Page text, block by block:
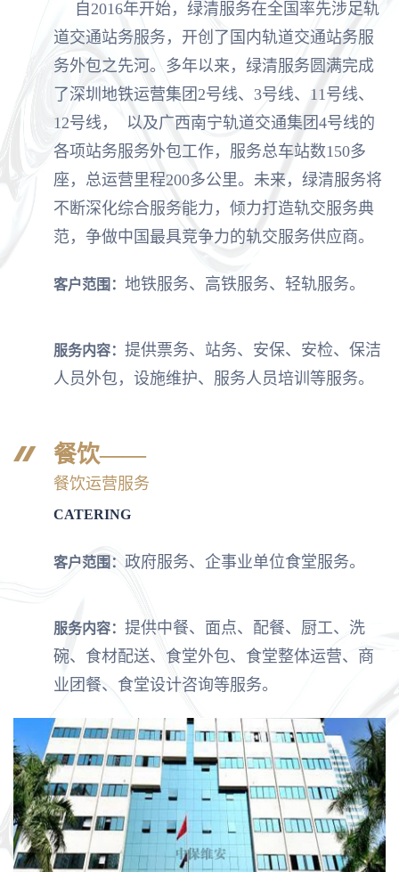
自2016年开始，绿清服务在全国率先涉足轨
道交通站务服务，开创了国内轨道交通站务服
务外包之先河。多年以来，绿清服务圆满完成
了深圳地铁运营集团2号线、3号线、11号线、
12号线， 以及广西南宁轨道交通集团4号线的
各项站务服务外包工作，服务总车站数150多
座，总运营里程200多公里。未来，绿清服务将
不断深化综合服务能力，倾力打造轨交服务典
范，争做中国最具竞争力的轨交服务供应商。
客户范围： 地铁服务、高铁服务、轻轨服务。
服务内容： 提供票务、站务、安保、安检、保洁
人员外包，设施维护、服务人员培训等服务。
餐饮——
餐饮运营服务
CATERING
客户范围： 政府服务、企事业单位食堂服务。
服务内容： 提供中餐、面点、配餐、厨工、洗
碗、食材配送、食堂外包、食堂整体运营、商
业团餐、食堂设计咨询等服务。